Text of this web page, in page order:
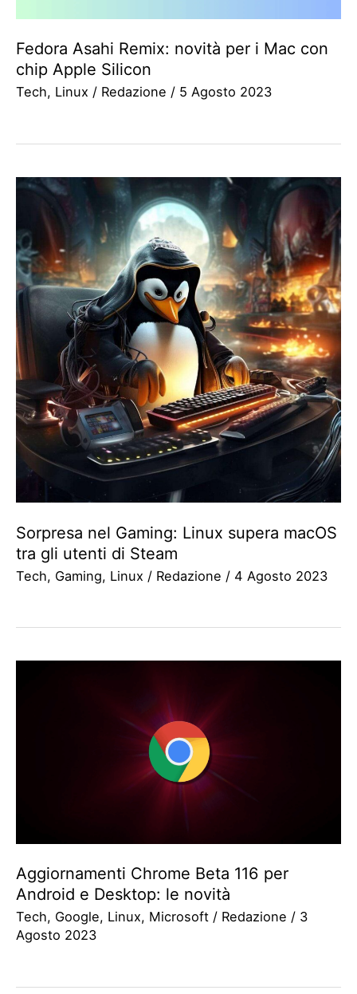
Fedora Asahi Remix: novità per i Mac con
chip Apple Silicon
Tech, Linux / Redazione / 5 Agosto 2023
Sorpresa nel Gaming: Linux supera macOS
tra gli utenti di Steam
Tech, Gaming, Linux / Redazione / 4 Agosto 2023
Aggiornamenti Chrome Beta 116 per
Android e Desktop: le novità
Tech, Google, Linux, Microsoft / Redazione / 3
Agosto 2023